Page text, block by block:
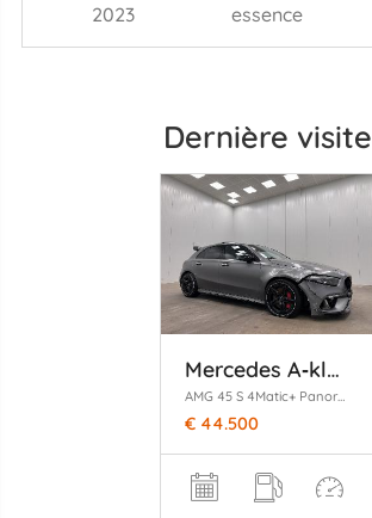
2023 essence
Dernière visite
Mercedes A‑klasse
AMG 45 S 4Matic+ Panoramadak Navi Clima
€ 44.500